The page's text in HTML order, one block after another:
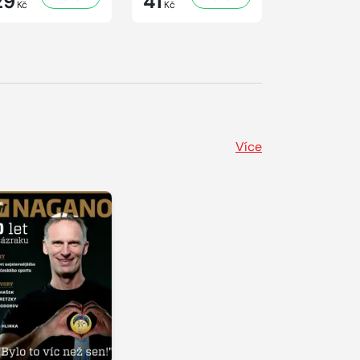
Kč Kč
Více